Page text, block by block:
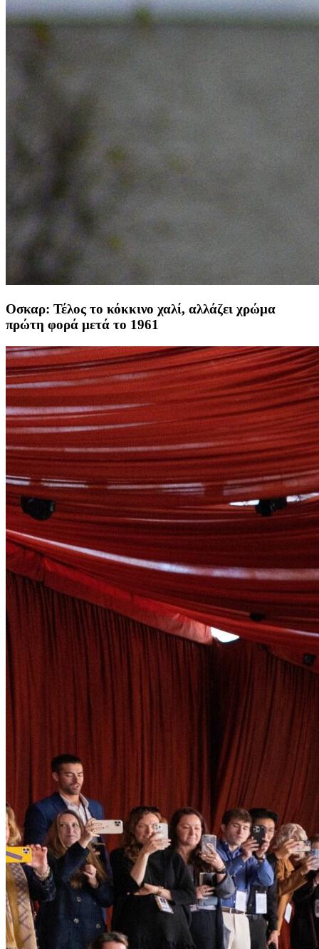
Οσκαρ: Τέλος το κόκκινο χαλί, αλλάζει χρώμα
πρώτη φορά μετά το 1961